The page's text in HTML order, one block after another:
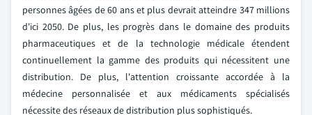
personnes âgées de 60 ans et plus devrait atteindre 347 millions
d'ici 2050. De plus, les progrès dans le domaine des produits
pharmaceutiques et de la technologie médicale étendent
continuellement la gamme des produits qui nécessitent une
distribution. De plus, l'attention croissante accordée à la
médecine personnalisée et aux médicaments spécialisés
nécessite des réseaux de distribution plus sophistiqués.